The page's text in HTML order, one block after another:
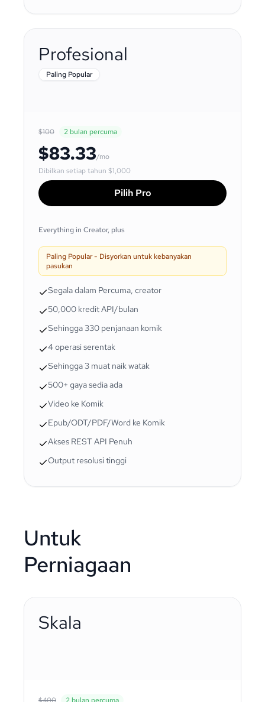
Paling Popular
Profesional
$100 2 bulan percuma
$83.33/mo
Dibilkan setiap tahun $1,000
Pilih Pro
Everything in Creator, plus
Paling Popular - Disyorkan untuk kebanyakan
pasukan
Segala dalam Percuma, creator
50,000 kredit API/bulan
Sehingga 330 penjanaan komik
4 operasi serentak
Sehingga 3 muat naik watak
500+ gaya sedia ada
Video ke Komik
Epub/ODT/PDF/Word ke Komik
Akses REST API Penuh
Output resolusi tinggi
Untuk
Perniagaan
Skala